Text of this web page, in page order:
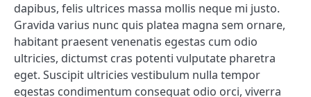
dapibus, felis ultrices massa mollis neque mi justo.
Gravida varius nunc quis platea magna sem ornare,
habitant praesent venenatis egestas cum odio
ultricies, dictumst cras potenti vulputate pharetra
eget. Suscipit ultricies vestibulum nulla tempor
egestas condimentum consequat odio orci, viverra